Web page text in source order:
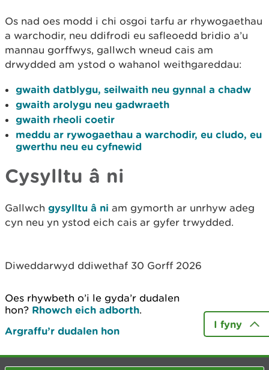
Os nad oes modd i chi osgoi tarfu ar rhywogaethau
a warchodir, neu ddifrodi eu safleoedd bridio a’u
mannau gorffwys, gallwch wneud cais am
drwydded am ystod o wahanol weithgareddau:
gwaith datblygu, seilwaith neu gynnal a chadw
gwaith arolygu neu gadwraeth
gwaith rheoli coetir
meddu ar rywogaethau a warchodir, eu cludo, eu
gwerthu neu eu cyfnewid
Cysylltu â ni
Gallwch gysylltu â ni am gymorth ar unrhyw adeg
cyn neu yn ystod eich cais ar gyfer trwydded.
Diweddarwyd ddiwethaf 30 Gorff 2026
Oes rhywbeth o’i le gyda’r dudalen
hon? Rhowch eich adborth.
Argraffu’r dudalen hon
I fyny